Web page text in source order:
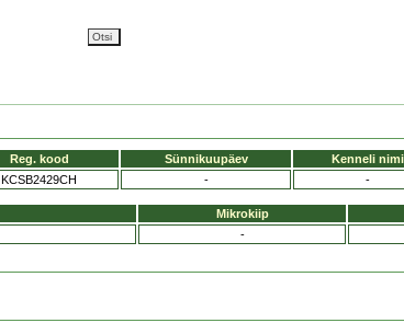
Reg. kood Sünnikuupäev Kenneli nimi
KCSB2429CH - -
Mikrokiip
-